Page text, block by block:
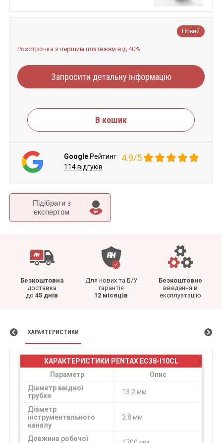
Підібрати з
експертом
Безкоштовна
доставка
до 45 днів
Для нових та Б/У
гарантія
12 місяців
Безкоштовне
введення в
експлуатацію
Новий
Розстрочка з першим платежем від 40%
Запросити детальну інформацію
В кошик
Google Рейтинг 4.9/5
114 відгуків
ХАРАКТЕРИСТИКИ
ХАРАКТЕРИСТИКИ PENTAX EC38-I10CL
Параметр
Опис
Діаметр ввідної
трубки
13.2 мм
Діаметр
інструментального
каналу
3.8 мм
Довжина робочої